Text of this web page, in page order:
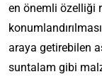
en önemli özelliği
araya getirebilen
suntalam gibi